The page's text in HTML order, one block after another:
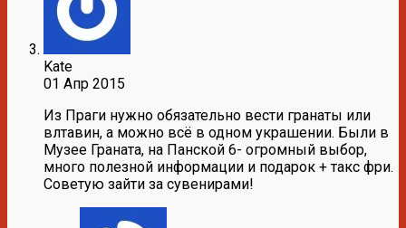
Kate
01 Апр 2015
Из Праги нужно обязательно вести гранаты или
влтавин, а можно всё в одном украшении. Были в
Музее Граната, на Панской 6- огромный выбор,
много полезной информации и подарок + такс фри.
Советую зайти за сувенирами!